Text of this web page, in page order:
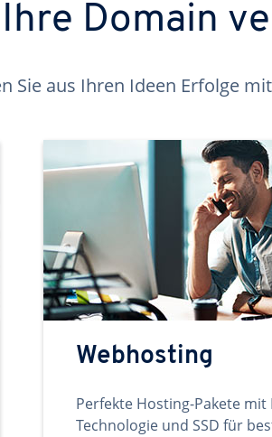
Ihre Domain
Sie aus Ihren Ideen Erfolge
Webhosting
Perfekte Hosting-Pakete mit
Technologie und SSD für